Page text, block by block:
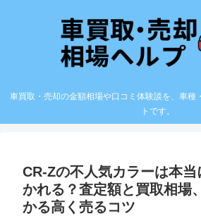
車買取・売却の金額相場や口コミ体験談を、車種
トです。
CR-Zの不人気カラーは本当
かれる？査定額と買取相場
かる高く売るコツ